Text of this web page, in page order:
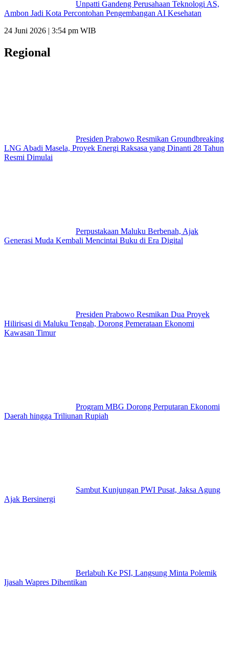
Unpatti Gandeng Perusahaan Teknologi AS,
Ambon Jadi Kota Percontohan Pengembangan AI Kesehatan
24 Juni 2026 | 3:54 pm WIB
Regional
Presiden Prabowo Resmikan Groundbreaking
LNG Abadi Masela, Proyek Energi Raksasa yang Dinanti 28 Tahun
Resmi Dimulai
Perpustakaan Maluku Berbenah, Ajak
Generasi Muda Kembali Mencintai Buku di Era Digital
Presiden Prabowo Resmikan Dua Proyek
Hilirisasi di Maluku Tengah, Dorong Pemerataan Ekonomi
Kawasan Timur
Program MBG Dorong Perputaran Ekonomi
Daerah hingga Triliunan Rupiah
Sambut Kunjungan PWI Pusat, Jaksa Agung
Ajak Bersinergi
Berlabuh Ke PSI, Langsung Minta Polemik
Ijasah Wapres Dihentikan